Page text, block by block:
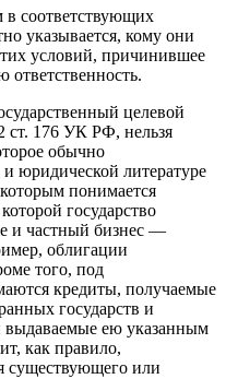
в соответствующих
указывается, кому они
условий, причинившее
целевой
ст. 176 УК РФ, нельзя
обычно
и юридической литературе
понимается
государство
и частный бизнес —
облигации
того, под
кредиты, получаемые
государств и
ею указанным
как правило,
существующего или